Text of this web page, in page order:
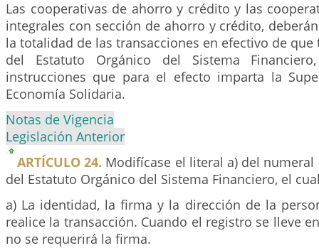
Las cooperativas de ahorro y crédito y las
integrales con sección de ahorro y crédito,
la totalidad de las transacciones en efectivo de
del Estatuto Orgánico del Sistema
instrucciones que para el efecto imparta la
Economía Solidaria.
Notas de Vigencia
Legislación Anterior
ARTÍCULO 24. Modifícase el literal a) del
del Estatuto Orgánico del Sistema Financiero, el
a) La identidad, la firma y la dirección de la
realice la transacción. Cuando el registro se lleve
no se requerirá la firma.